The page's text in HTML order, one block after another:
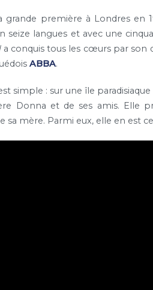
grande première à Londres en
seize langues et avec une
a conquis tous les cœurs par son
ABBA.
simple : sur une île
Donna et de ses amis. Elle
sa mère. Parmi eux, elle en est